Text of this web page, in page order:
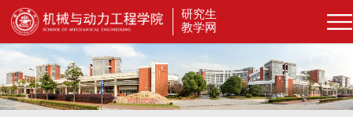
研究生
教学网